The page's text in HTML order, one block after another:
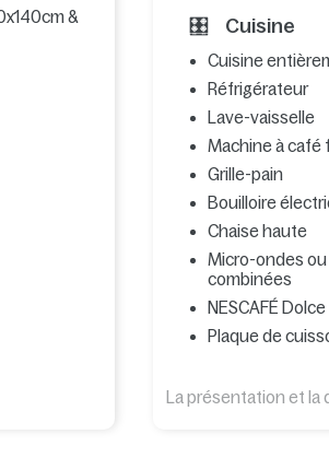
&
Cuisine
Cuisine
Réfrigérateur
Lave-vaisselle
Machine à café
Grille-pain
Bouilloire
Chaise haute
Micro-ondes
combinées
NESCAFÉ
Plaque de
La présentation et